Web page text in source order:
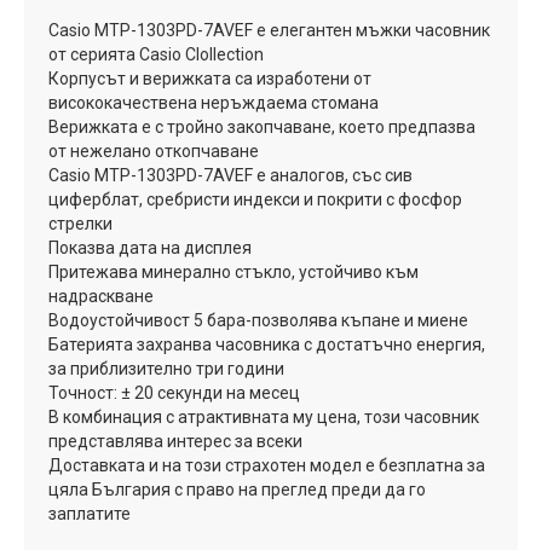
Casio MTP-1303PD-7AVEF е елегантен мъжки часовник
от серията Casio CIollection
Корпусът и верижката са изработени от
висококачествена неръждаема стомана
Верижката е с тройно закопчаване, което предпазва
от нежелано откопчаване
Casio MTP-1303PD-7AVEF е аналогов, със сив
циферблат, сребристи индекси и покрити с фосфор
стрелки
Показва дата на дисплея
Притежава минерално стъкло, устойчиво към
надраскване
Водоустойчивост 5 бара-позволява къпане и миене
Батерията захранва часовника с достатъчно енергия,
за приблизително три години
Точност: ± 20 секунди на месец
В комбинация с атрактивната му цена, този часовник
представлява интерес за всеки
Доставката и на този страхотен модел е безплатна за
цяла България с право на преглед преди да го
заплатите